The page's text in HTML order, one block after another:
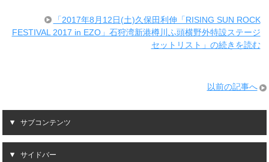
「2017年8月12日(土)久保田利伸「RISING SUN ROCK
FESTIVAL 2017 in EZO」石狩湾新港樽川ふ頭横野外特設ステージ
セットリスト」の続きを読む
以前の記事へ
サブコンテンツ
サイドバー